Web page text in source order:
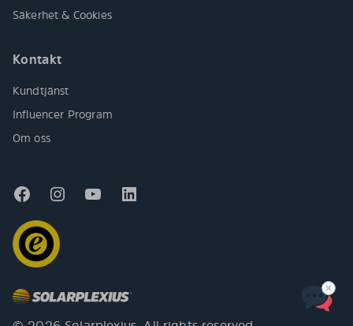
Säkerhet & Cookies
Kontakt
Kundtjänst
Influencer Program
Om oss